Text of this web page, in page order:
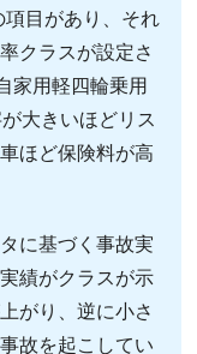
目があり、それ
クラスが設定さ
家用軽四輪乗用
大きいほどリス
ほど保険料が高
に基づく事故実
績がクラスが示
がり、逆に小さ
故を起こしてい